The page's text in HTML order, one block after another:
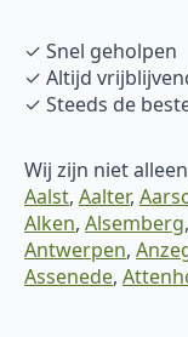
✓ Snel geholpen
✓ Altijd
✓ Steeds de
Wij zijn niet
Aalst, Aalter,
Alken, Alsemberg,
Antwerpen,
Assenede,